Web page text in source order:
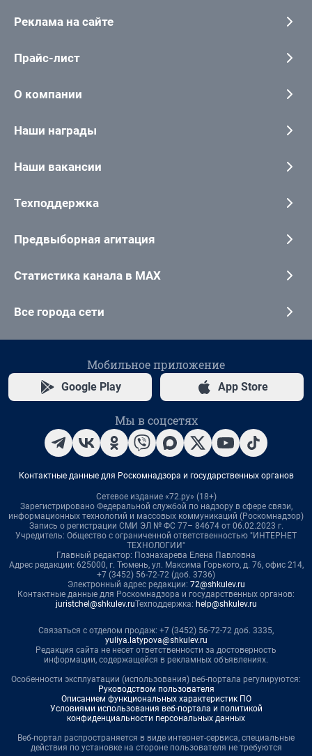
Реклама на сайте
Прайс-лист
О компании
Наши награды
Наши вакансии
Техподдержка
Предвыборная агитация
Статистика канала в MAX
Все города сети
Мобильное приложение
Google Play App Store
Мы в соцсетях
Контактные данные для Роскомнадзора и государственных органов
Сетевое издание «72.ру» (18+)
Зарегистрировано Федеральной службой по надзору в сфере связи,
информационных технологий и массовых коммуникаций (Роскомнадзор)
Запись о регистрации СМИ ЭЛ № ФС 77– 84674 от 06.02.2023 г.
Учредитель: Общество с ограниченной ответственностью "ИНТЕРНЕТ
ТЕХНОЛОГИИ"
Главный редактор: Познахарева Елена Павловна
Адрес редакции: 625000, г. Тюмень, ул. Максима Горького, д. 76, офис 214,
+7 (3452) 56-72-72 (доб. 3736)
Электронный адрес редакции: 72@shkulev.ru
Контактные данные для Роскомнадзора и государственных органов:
juristchel@shkulev.ruТехподдержка: help@shkulev.ru
Связаться с отделом продаж: +7 (3452) 56-72-72 доб. 3335,
yuliya.latypova@shkulev.ru
Редакция сайта не несет ответственности за достоверность
информации, содержащейся в рекламных объявлениях.
Особенности эксплуатации (использования) веб-портала регулируются:
Руководством пользователя
Описанием функциональных характеристик ПО
Условиями использования веб-портала и политикой
конфиденциальности персональных данных
Веб-портал распространяется в виде интернет-сервиса, специальные
действия по установке на стороне пользователя не требуются